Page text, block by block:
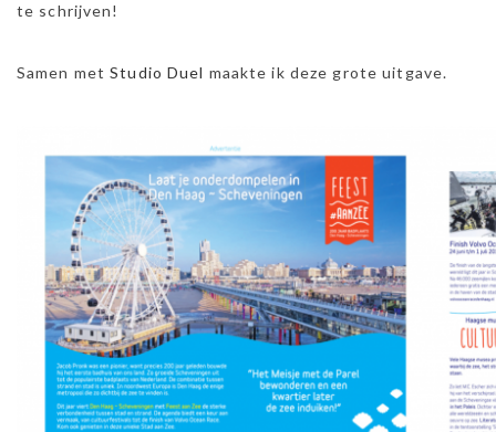
te schrijven!
Samen metStudio Duel maakte ik deze grote uitgave.